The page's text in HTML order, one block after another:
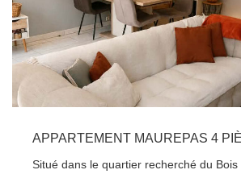
APPARTEMENT MAUREPAS 4
Situé dans le quartier recherché du